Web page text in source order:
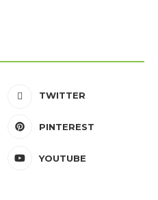
TWITTER
PINTEREST
YOUTUBE